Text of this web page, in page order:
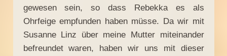
gewesen sein, so dass Rebekka es als
Ohrfeige empfunden haben müsse. Da wir mit
Susanne Linz über meine Mutter miteinander
befreundet waren, haben wir uns mit dieser